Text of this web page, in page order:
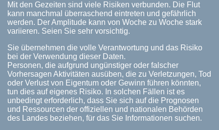
Mit den Gezeiten sind viele Risiken verbunden. Die Flut
kann manchmal überraschend eintreten und gefährlich
werden. Der Amplitude kann von Woche zu Woche stark
variieren. Seien Sie sehr vorsichtig.
Sie übernehmen die volle Verantwortung und das Risiko
bei der Verwendung dieser Daten.
Personen, die aufgrund ungünstiger oder falscher
Vorhersagen Aktivitäten ausüben, die zu Verletzungen, Tod
oder Verlust von Eigentum oder Gewinn führen könnten,
tun dies auf eigenes Risiko. In solchen Fällen ist es
unbedingt erforderlich, dass Sie sich auf die Prognosen
und Ressourcen der offiziellen und nationalen Behörden
des Landes beziehen, für das Sie Informationen suchen.